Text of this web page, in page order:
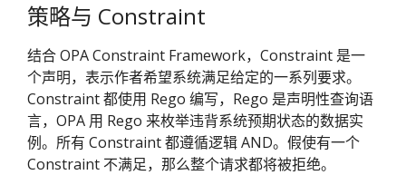
策略与 Constraint
结合 OPA Constraint Framework，Constraint 是一
个声明，表示作者希望系统满足给定的一系列要求。
Constraint 都使用 Rego 编写，Rego 是声明性查询语
言，OPA 用 Rego 来枚举违背系统预期状态的数据实
例。所有 Constraint 都遵循逻辑 AND。假使有一个
Constraint 不满足，那么整个请求都将被拒绝。